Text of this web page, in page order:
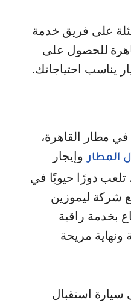
على فريق خدمة
للحصول على
يناسب احتياجاتك.
مطار القاهرة،
المطار وإيجار
دورًا حيويًا في
شركة ليموزين
بخدمة راقية
مريحة
استقبال